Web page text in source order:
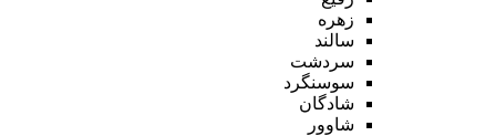
زهره
سالند
سردشت
سوسنگرد
شادگان
شاوور